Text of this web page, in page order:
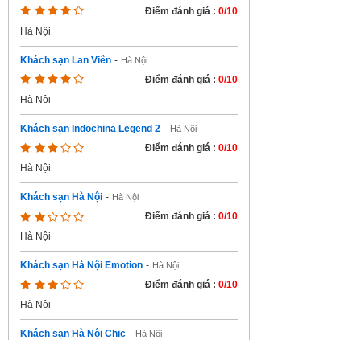
Điểm đánh giá : 0/10
Hà Nội
Khách sạn Lan Viên - Hà Nội
Điểm đánh giá : 0/10
Hà Nội
Khách sạn Indochina Legend 2 - Hà Nội
Điểm đánh giá : 0/10
Hà Nội
Khách sạn Hà Nội - Hà Nội
Điểm đánh giá : 0/10
Hà Nội
Khách sạn Hà Nội Emotion - Hà Nội
Điểm đánh giá : 0/10
Hà Nội
Khách sạn Hà Nội Chic - Hà Nội